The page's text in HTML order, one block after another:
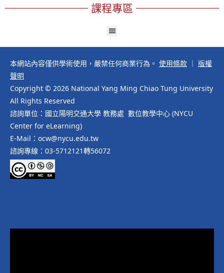
課程專區
本網站內容僅供學術使用，嚴禁任何商業行為。 使用條款
版權
聲明
Copyright © 2026 National Yang Ming Chiao Tung University
All Rights Reserved
諮詢單位：國立陽明交通大學 教務處 數位教學中心 (NYCU
Center for eLearning)
E-Mail：ocw@nycu.edu.tw
諮詢專線：03-5712121轉56072